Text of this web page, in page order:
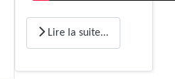
Lire la suite...